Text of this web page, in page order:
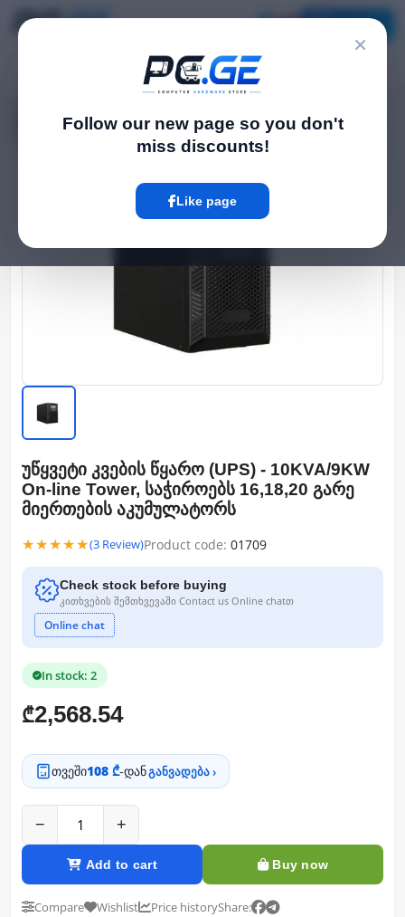
×
Follow our new page so you don't
miss discounts!
Like page
უწყვეტი კვების წყარო (UPS) - 10KVA/9KW On-line Tower, საჭიროებს
16,18,20 გარე მიერთების აკუმულატორს
უწყვეტი კვების წყარო (UPS) - 10KVA/9KW
On-line Tower, საჭიროებს 16,18,20 გარე
მიერთების აკუმულატორს
★★★★★(3 Review)Product code: 01709
Check stock before buying
კითხვების შემთხვევაში Contact us Online chatთ
Online chat
In stock: 2
₾2,568.54
თვეში108 ₾-დანგანვადება ›
− +
Add to cart Buy now
Compare Wishlist Price historyShare: